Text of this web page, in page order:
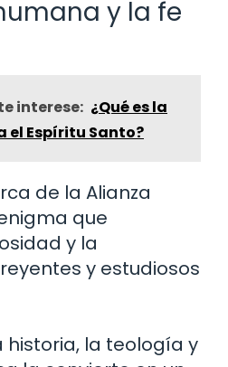
y la fe
interese: ¿Qué es la
Espíritu Santo?
de la Alianza
que
y la
y estudiosos
historia, la teología y